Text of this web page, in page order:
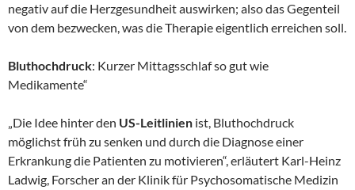
negativ auf die Herzgesundheit auswirken; also das Gegenteil
von dem bezwecken, was die Therapie eigentlich erreichen soll.
Bluthochdruck: Kurzer Mittagsschlaf so gut wie
Medikamente“
„Die Idee hinter den US-Leitlinien ist, Bluthochdruck
möglichst früh zu senken und durch die Diagnose einer
Erkrankung die Patienten zu motivieren“, erläutert Karl-Heinz
Ladwig, Forscher an der Klinik für Psychosomatische Medizin